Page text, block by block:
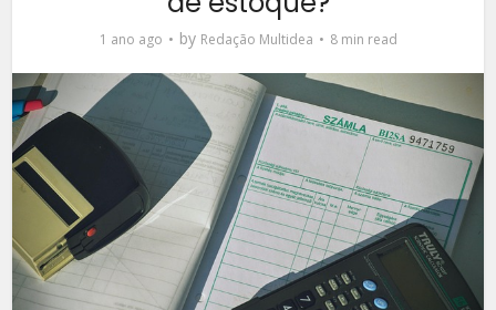
1 ano ago by Redação Multidea 8 min read